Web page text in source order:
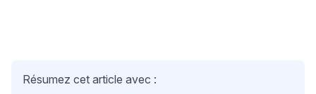
Résumez cet article avec :